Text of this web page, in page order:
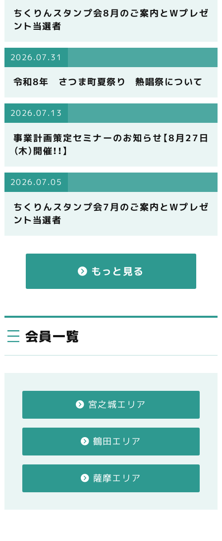
ちくりんスタンプ会8月のご案内とWプレゼ
ント当選者
2026.07.31
令和8年 さつま町夏祭り 熱唱祭について
2026.07.13
事業計画策定セミナーのお知らせ【8月27日
（木）開催！！】
2026.07.05
ちくりんスタンプ会7月のご案内とWプレゼ
ント当選者
もっと見る
会員一覧
宮之城エリア
鶴田エリア
薩摩エリア